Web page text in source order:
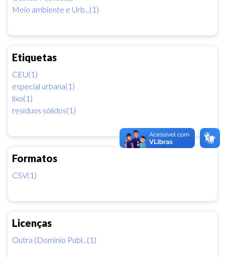
Meio ambiente e Urb...(1)
Etiquetas
CEU(1)
especial urbana(1)
lixo(1)
resíduos sólidos(1)
Formatos
CSV(1)
Licenças
Outra (Domínio Públ...(1)